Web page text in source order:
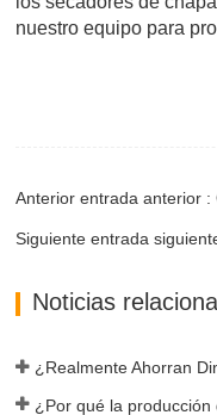
nuestro equipo para
Noticias